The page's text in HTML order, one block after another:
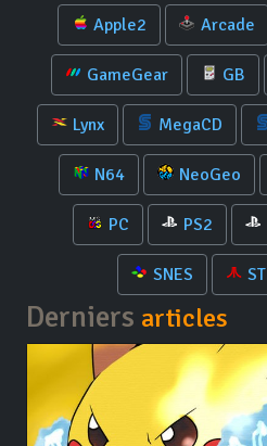
Apple2 Arcade
GameGear GB
Lynx MegaCD
N64 NeoGeo
PC PS2
SNES ST
Derniers articles